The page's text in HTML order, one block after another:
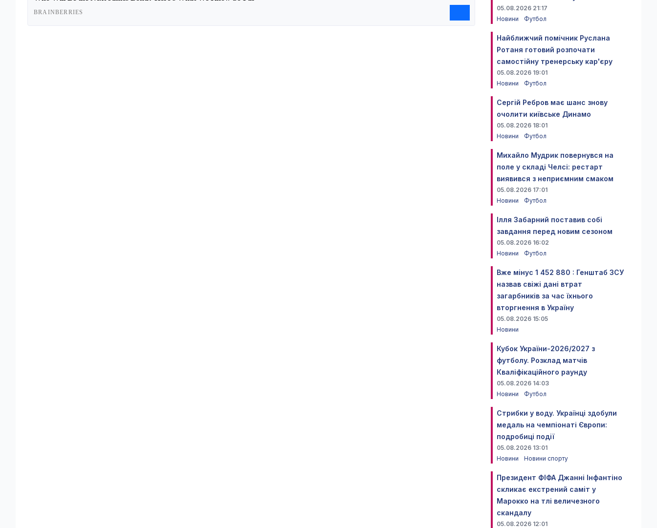
05.08.2026 21:17
Новини
Футбол
Найближчий помічник Руслана
Ротаня готовий розпочати
самостійну тренерську кар'єру
05.08.2026 19:01
Новини
Футбол
Сергій Ребров має шанс знову
очолити київське Динамо
05.08.2026 18:01
Новини
Футбол
Михайло Мудрик повернувся на
поле у складі Челсі: рестарт
виявився з неприємним смаком
05.08.2026 17:01
Новини
Футбол
Ілля Забарний поставив собі
завдання перед новим сезоном
05.08.2026 16:02
Новини
Футбол
Вже мінус 1 452 880 : Генштаб ЗСУ
назвав свіжі дані втрат
загарбників за час їхнього
вторгнення в Україну
05.08.2026 15:05
Новини
Кубок України-2026/2027 з
футболу. Розклад матчів
Кваліфікаційного раунду
05.08.2026 14:03
Новини
Футбол
Стрибки у воду. Українці здобули
медаль на чемпіонаті Європи:
подробиці події
05.08.2026 13:01
Новини
Новини спорту
Президент ФІФА Джанні Інфантіно
скликає екстрений саміт у
Марокко на тлі величезного
скандалу
05.08.2026 12:01